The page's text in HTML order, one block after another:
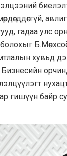
гадаа улс
хувьд
гишүүн байр